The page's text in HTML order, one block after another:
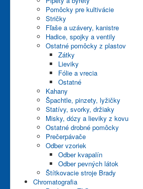
Pomôcky pre kultivácie
Stričky
Fľaše a uzávery, kanistre
Hadice, spojky a ventily
Ostatné pomôcky z plastov
Zátky
Lieviky
Fólie a vrecia
Ostatné
Kahany
Špachtle, pinzety, lyžičky
Statívy, svorky, držiaky
Misky, dózy a lieviky z kovu
Ostatné drobné pomôcky
Prečerpávače
Odber vzoriek
Odber kvapalín
Odber pevných látok
Štítkovacie stroje Brady
Chromatografia